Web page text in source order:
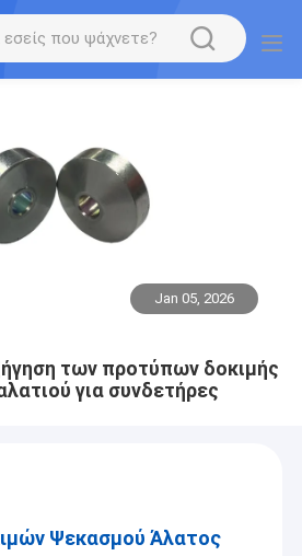
Jan 05, 2026
των προτύπων δοκιμής
για συνδετήρες
Ψεκασμού Άλατος